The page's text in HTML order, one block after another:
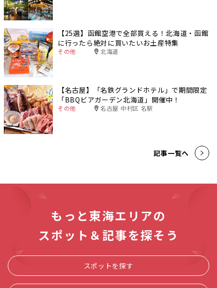
【25選】函館空港で全部買える！北海道・函館
に行ったら絶対に買いたいお土産特集
その他 北海道
【名古屋】「名鉄グランドホテル」で期間限定
「BBQビアガーデン北海道」開催中！
その他 名古屋 中村区 名駅
記事一覧へ
もっと東海エリアの
スポット＆記事を探そう
スポットを探す